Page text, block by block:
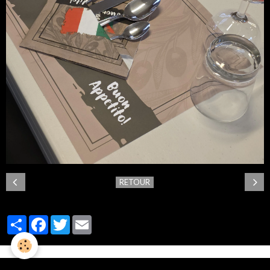
RETOUR
PartagerFacebook
Twitter